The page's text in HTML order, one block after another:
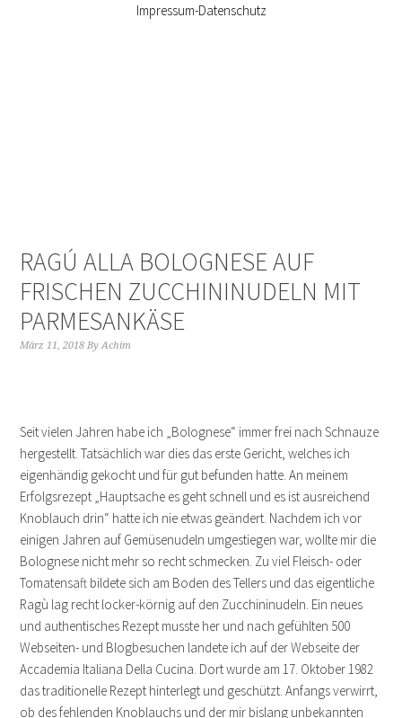
Impressum-Datenschutz
RAGÚ ALLA BOLOGNESE AUF
FRISCHEN ZUCCHININUDELN MIT
PARMESANKÄSE
März 11, 2018 ByAchim
Seit vielen Jahren habe ich „Bolognese“ immer frei nach Schnauze
hergestellt. Tatsächlich war dies das erste Gericht, welches ich
eigenhändig gekocht und für gut befunden hatte. An meinem
Erfolgsrezept „Hauptsache es geht schnell und es ist ausreichend
Knoblauch drin“ hatte ich nie etwas geändert. Nachdem ich vor
einigen Jahren auf Gemüsenudeln umgestiegen war, wollte mir die
Bolognese nicht mehr so recht schmecken. Zu viel Fleisch- oder
Tomatensaft bildete sich am Boden des Tellers und das eigentliche
Ragù lag recht locker-körnig auf den Zucchininudeln. Ein neues
und authentisches Rezept musste her und nach gefühlten 500
Webseiten- und Blogbesuchen landete ich auf der Webseite der
Accademia Italiana Della Cucina. Dort wurde am 17. Oktober 1982
das traditionelle Rezept hinterlegt und geschützt. Anfangs verwirrt,
ob des fehlenden Knoblauchs und der mir bislang unbekannten